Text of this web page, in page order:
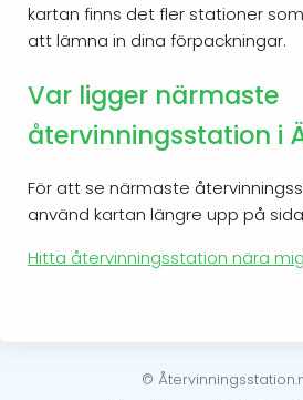
kartan finns det fler stationer
att lämna in dina förpackningar.
Var ligger närmaste
återvinningsstation i
För att se närmaste
använd kartan längre upp på
Hitta återvinningsstation nära
©